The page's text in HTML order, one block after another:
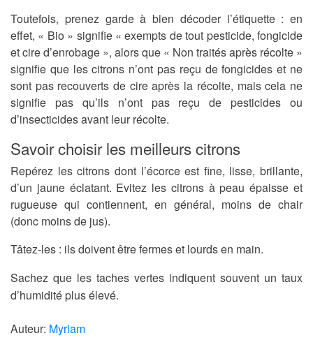
Toutefois, prenez garde à bien décoder l’étiquette : en
effet, « Bio » signifie « exempts de tout pesticide, fongicide
et cire d’enrobage », alors que « Non traités après récolte »
signifie que les citrons n’ont pas reçu de fongicides et ne
sont pas recouverts de cire après la récolte, mais cela ne
signifie pas qu’ils n’ont pas reçu de pesticides ou
d’insecticides avant leur récolte.
Savoir choisir les meilleurs citrons
Repérez les citrons dont l’écorce est fine, lisse, brillante,
d’un jaune éclatant. Evitez les citrons à peau épaisse et
rugueuse qui contiennent, en général, moins de chair
(donc moins de jus).
Tâtez-les : ils doivent être fermes et lourds en main.
Sachez que les taches vertes indiquent souvent un taux
d’humidité plus élevé.
Auteur: Myriam